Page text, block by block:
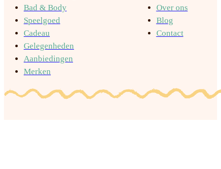
Bad & Body
Speelgoed
Cadeau
Gelegenheden
Aanbiedingen
Merken
Over ons
Blog
Contact